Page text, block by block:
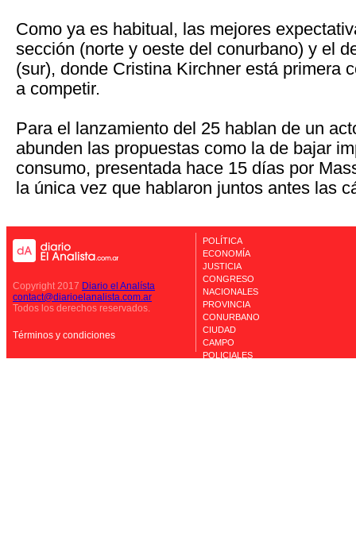
Como ya es habitual, las mejores
sección (norte y oeste del conurbano) y el
(sur), donde Cristina Kirchner está primera
a competir.
Para el lanzamiento del 25 hablan de un
abunden las propuestas como la de bajar
consumo, presentada hace 15 días por
la única vez que hablaron juntos antes las
Copyright 2017 Diario el Analísta
contact@diarioelanalista.com.ar
Todos los derechos reservados.
Términos y condiciones
POLÍTICA
ECONOMÍA
JUSTICIA
CONGRESO
NACIONALES
PROVINCIA
CONURBANO
CIUDAD
CAMPO
POLICIALES